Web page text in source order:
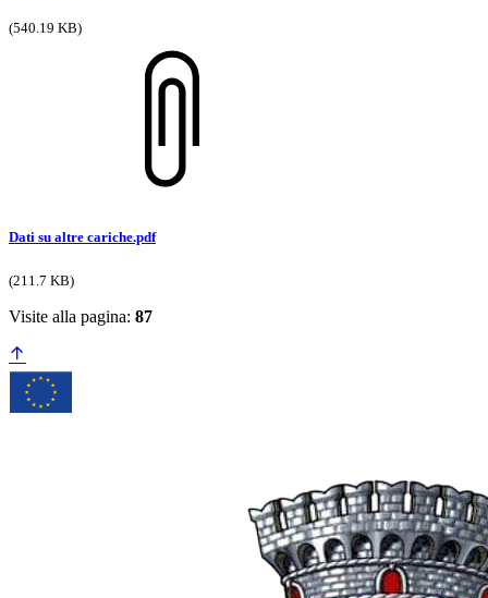
(540.19 KB)
Dati su altre cariche.pdf
(211.7 KB)
Visite alla pagina: 87